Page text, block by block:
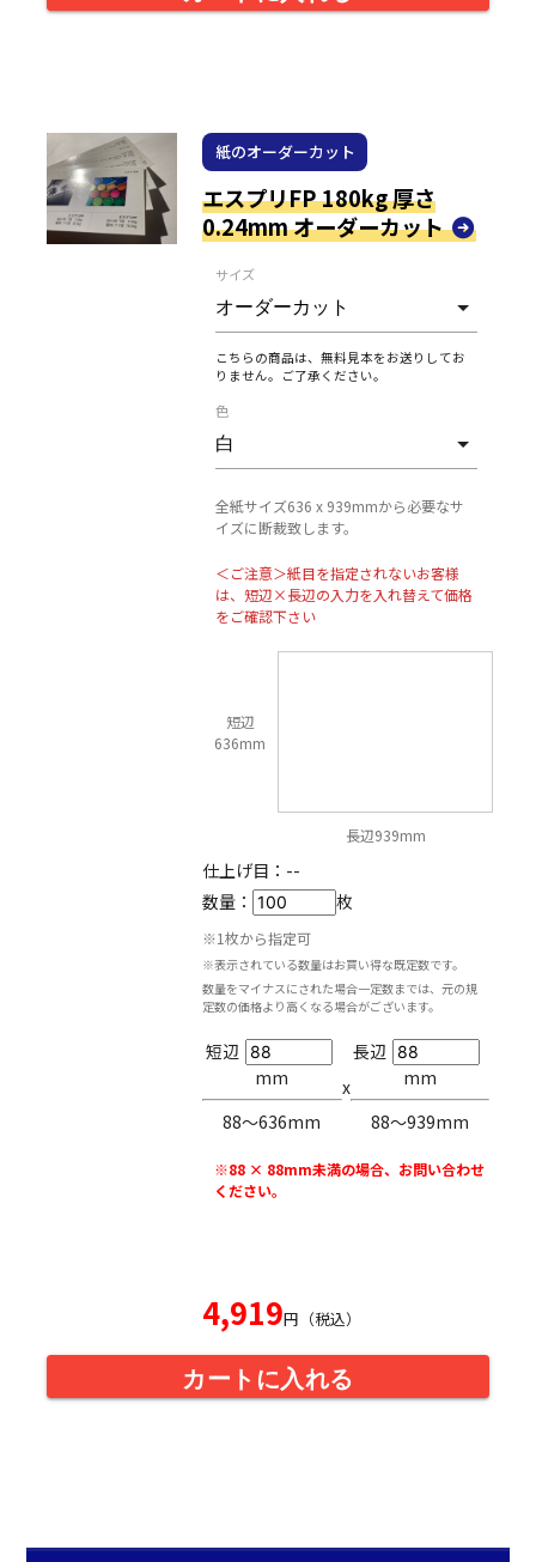
紙のオーダーカット
エスプリFP 180kg 厚さ
0.24mm オーダーカット
サイズ
こちらの商品は、無料見本をお送りしてお
りません。ご了承ください。
色
全紙サイズ636 x 939mmから必要なサ
イズに断裁致します。
＜ご注意＞紙目を指定されないお客様
は、短辺×長辺の入力を入れ替えて価格
をご確認下さい
短辺
636mm
長辺939mm
仕上げ目： --
数量：
枚
※1枚から指定可
※表示されている数量はお買い得な既定数です。
数量をマイナスにされた場合一定数までは、元の規
定数の価格より高くなる場合がございます。
短辺
mm
88〜636mm
x
長辺
mm
88〜939mm
※88 × 88mm未満の場合、お問い合わせ
ください。
4,919円（税込）
カートに入れる